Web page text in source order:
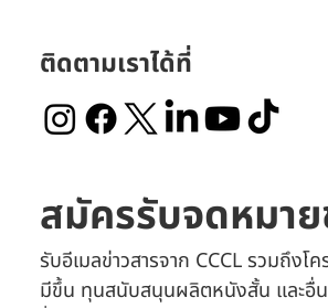
ติดตามเราได้ที่
สมัครรับจดหมาย
รับอีเมลข่าวสารจาก CCCL รวมถึงโ
มีขึ้น ทุนสนับสนุนผลิตหนังสั้น และอื่